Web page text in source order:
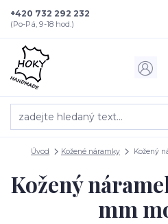
+420 732 292 232
(Po-Pá, 9-18 hod.)
Úvod Kožené náramky Kožený
Kožený
mm